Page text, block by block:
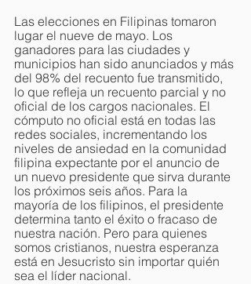
Las elecciones en Filipinas tomaron
lugar el nueve de mayo. Los
ganadores para las ciudades y
municipios han sido anunciados y más
del 98% del recuento fue transmitido,
lo que refleja un recuento parcial y no
oficial de los cargos nacionales. El
cómputo no oficial está en todas las
redes sociales, incrementando los
niveles de ansiedad en la comunidad
filipina expectante por el anuncio de
un nuevo presidente que sirva durante
los próximos seis años. Para la
mayoría de los filipinos, el presidente
determina tanto el éxito o fracaso de
nuestra nación. Pero para quienes
somos cristianos, nuestra esperanza
está en Jesucristo sin importar quién
sea el líder nacional.